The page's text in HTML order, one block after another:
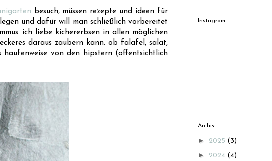
besuch, müssen rezepte und ideen für
und dafür will man schließlich vorbereitet
ich liebe kichererbsen in allen möglichen
daraus zaubern kann. ob falafel, salat,
haufenweise von den hipstern (offentsichtlich
Instagram
Archiv
► 2025 (3)
► 2024 (4)